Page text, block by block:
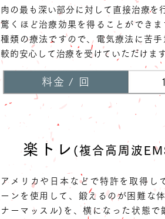
肉の最も深い部分に対して直接治療を
驚くほど治療効果を得ることができ
種類の療法ですので、電気療法に苦
較的安心して治療を受けていただけます
料金 / 回
楽トレ (複合高周波
アメリカや日本などで特許を取得し
ーンを使用して、鍛えるのが困難な
ナーマッスル)を、横になった状態で